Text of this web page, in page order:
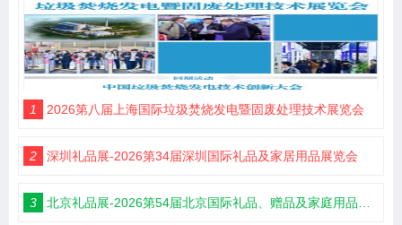
1 2026第八届上海国际垃圾焚烧发电暨固废处理技术展览会
2 深圳礼品展-2026第34届深圳国际礼品及家居用品展览会
3 北京礼品展-2026第54届北京国际礼品、赠品及家庭用品展览会